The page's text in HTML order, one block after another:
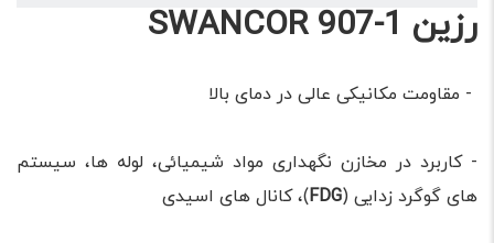
رزین SWANCOR 907-1
- مقاومت مکانیکی عالی در دمای بالا
- کاربرد در مخازن نگهداری مواد شیمیائی، لوله ها، سیستم
های گوگرد زدایی (FDG)، کانال های اسیدی